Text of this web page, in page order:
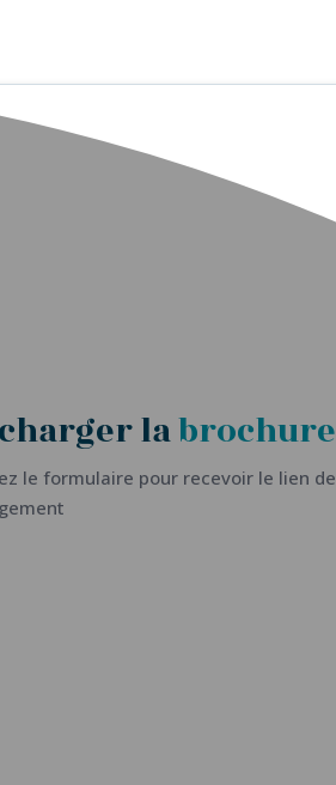
labrochure
le formulaire pour recevoir le lien de